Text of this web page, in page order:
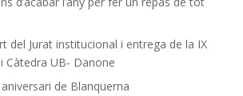
del Jurat institucional i entrega de la IX
Càtedra UB- Danone
de Blanquerna